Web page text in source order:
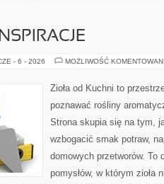
- 6 - 2026 MOŻLIWOŚĆ
Zioła od Kuchni to
poznawać rośliny
Strona skupia się na tym,
wzbogacić smak potraw,
domowych przetworów. To
pomysłów, w którym zioła